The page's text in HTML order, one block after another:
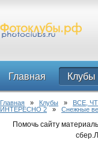
Главная Клубы
Форум
Главная » Клубы » ВСЕ,
ИНТЕРЕСНО 2 » Снежные
Помочь сайту